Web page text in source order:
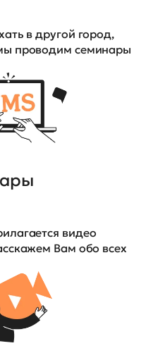
в другой город,
проводим семинары
видео
Вам обо всех